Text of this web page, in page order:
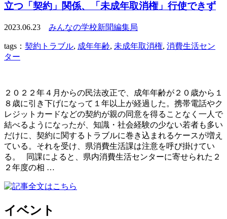
立つ「契約」関係、「未成年取消権」行使できず
2023.06.23 みんなの学校新聞編集局
tags： 契約トラブル, 成年年齢, 未成年取消権, 消費生活セン
ター
２０２２年４月からの民法改正で、成年年齢が２０歳から１
８歳に引き下げになって１年以上が経過した。携帯電話やク
レジットカードなどの契約が親の同意を得ることなく一人で
結べるようになったが、知識・社会経験の少ない若者も多い
だけに、契約に関するトラブルに巻き込まれるケースが増え
ている。それを受け、県消費生活課は注意を呼び掛けてい
る。 同課によると、県内消費生活センターに寄せられた２
２年度の相 …
イベント